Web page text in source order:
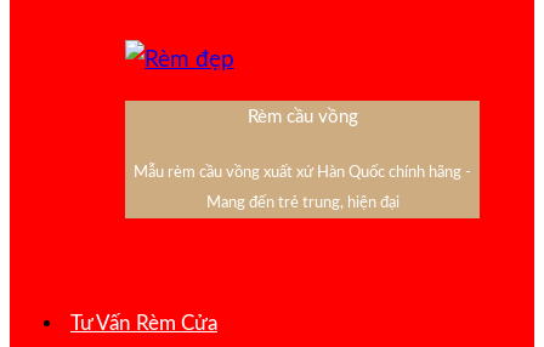
Rèm cầu vồng
Mẫu rèm cầu vồng xuất xứ Hàn Quốc chính hãng -
Mang đến trẻ trung, hiện đại
Tư Vấn Rèm Cửa